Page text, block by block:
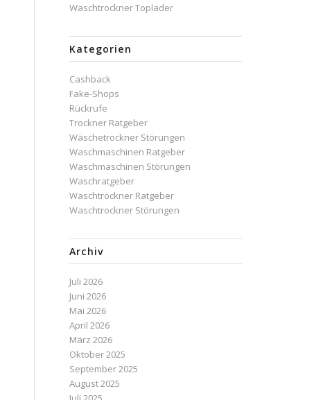
Waschtrockner Toplader
Kategorien
Cashback
Fake-Shops
Rückrufe
Trockner Ratgeber
Wäschetrockner Störungen
Waschmaschinen Ratgeber
Waschmaschinen Störungen
Waschratgeber
Waschtrockner Ratgeber
Waschtrockner Störungen
Archiv
Juli 2026
Juni 2026
Mai 2026
April 2026
März 2026
Oktober 2025
September 2025
August 2025